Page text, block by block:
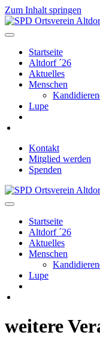
Zum Inhalt springen
Navigation
Startseite
Altdorf ´26
Aktuelles
Menschen
Lupe
Kontakt
Mitglied werden
Spenden
Navigation
Startseite
Altdorf ´26
Aktuelles
Menschen
Lupe
weitere